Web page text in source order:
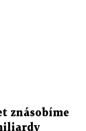
znásobíme